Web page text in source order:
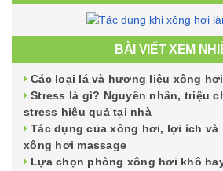
BÀI VIẾT XEM
Các loại lá và hương liệu xông
Stress là gì? Nguyên nhân, triệu
stress hiệu quả tại nhà
Tác dụng của xông hơi, lợi ích
xông hơi massage
Lựa chọn phòng xông hơi khô